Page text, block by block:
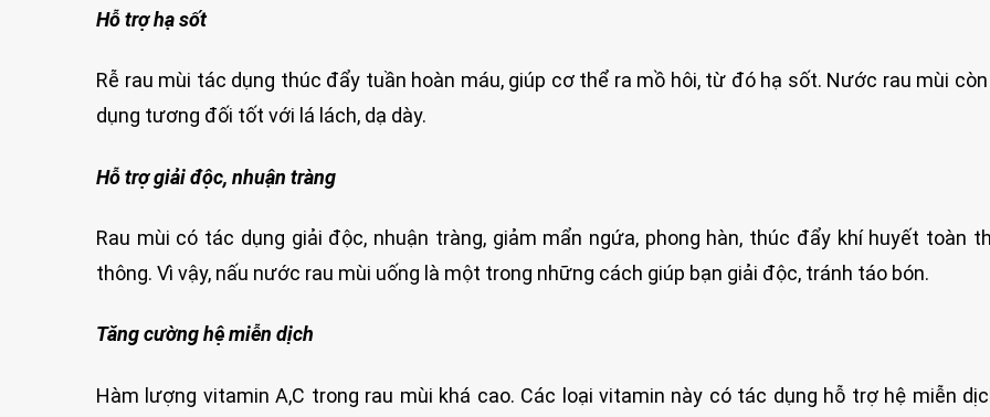
Hỗ trợ hạ sốt
Rễ rau mùi tác dụng thúc đẩy tuần hoàn máu, giúp cơ thể ra mồ hôi, từ đó hạ sốt. Nước rau mùi
dụng tương đối tốt với lá lách, dạ dày.
Hỗ trợ giải độc, nhuận tràng
Rau mùi có tác dụng giải độc, nhuận tràng, giảm mẩn ngứa, phong hàn, thúc đẩy khí huyết toàn
thông. Vì vậy, nấu nước rau mùi uống là một trong những cách giúp bạn giải độc, tránh táo bón.
Tăng cường hệ miễn dịch
Hàm lượng vitamin A,C trong rau mùi khá cao. Các loại vitamin này có tác dụng hỗ trợ hệ miễn